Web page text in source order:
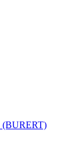
(BURERT)